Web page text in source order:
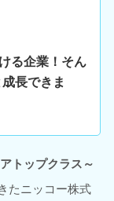
る企業！そん
長できま
トップクラス～
たニッコー株式